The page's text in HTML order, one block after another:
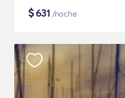
$631 /noche